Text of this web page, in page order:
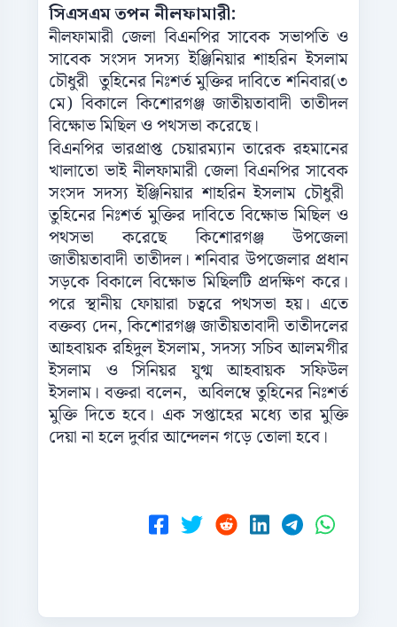
সিএসএম তপন নীলফামারী:
নীলফামারী জেলা বিএনপির সাবেক সভাপতি ও
সাবেক সংসদ সদস্য ইঞ্জিনিয়ার শাহরিন ইসলাম
চৌধুরী তুহিনের নিঃশর্ত মুক্তির দাবিতে শনিবার(৩
মে) বিকালে কিশোরগঞ্জ জাতীয়তাবাদী তাতীদল
বিক্ষোভ মিছিল ও পথসভা করেছে।
বিএনপির ভারপ্রাপ্ত চেয়ারম্যান তারেক রহমানের
খালাতো ভাই নীলফামারী জেলা বিএনপির সাবেক
সংসদ সদস্য ইঞ্জিনিয়ার শাহরিন ইসলাম চৌধুরী
তুহিনের নিঃশর্ত মুক্তির দাবিতে বিক্ষোভ মিছিল ও
পথসভা করেছে কিশোরগঞ্জ উপজেলা
জাতীয়তাবাদী তাতীদল। শনিবার উপজেলার প্রধান
সড়কে বিকালে বিক্ষোভ মিছিলটি প্রদক্ষিণ করে।
পরে স্থানীয় ফোয়ারা চত্বরে পথসভা হয়। এতে
বক্তব্য দেন, কিশোরগঞ্জ জাতীয়তাবাদী তাতীদলের
আহবায়ক রহিদুল ইসলাম, সদস্য সচিব আলমগীর
ইসলাম ও সিনিয়র যুগ্ম আহবায়ক সফিউল
ইসলাম। বক্তরা বলেন, অবিলম্বে তুহিনের নিঃশর্ত
মুক্তি দিতে হবে। এক সপ্তাহের মধ্যে তার মুক্তি
দেয়া না হলে দুর্বার আন্দেলন গড়ে তোলা হবে।